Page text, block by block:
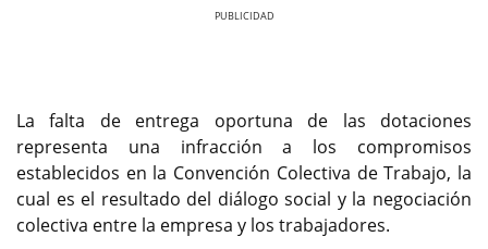
La falta de entrega oportuna de las dotaciones
representa una infracción a los compromisos
establecidos en la Convención Colectiva de Trabajo, la
cual es el resultado del diálogo social y la negociación
colectiva entre la empresa y los trabajadores.